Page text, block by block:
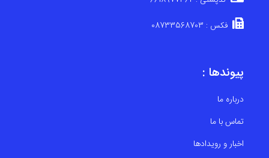
پیوندها :
درباره ما
تماس با ما
اخبار و رویدادها
فکس : 08733568703